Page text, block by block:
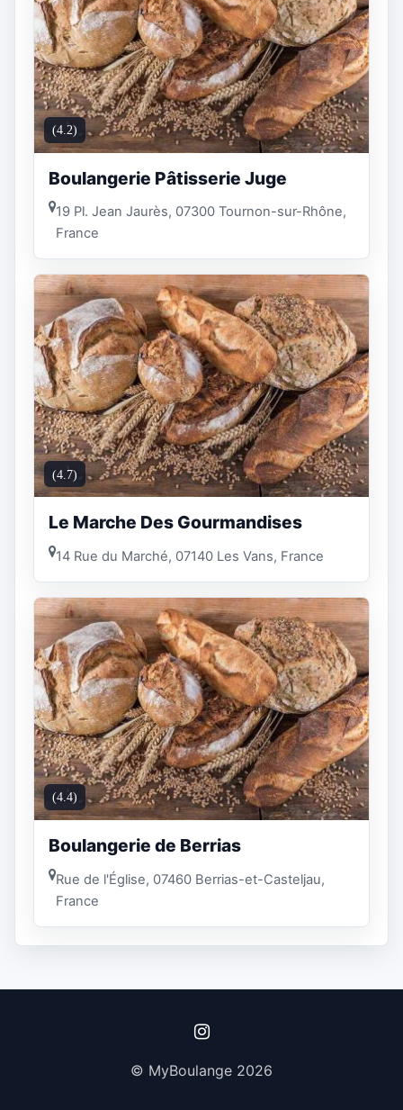
(4.2)
Boulangerie Pâtisserie Juge
19 Pl. Jean Jaurès, 07300 Tournon-sur-Rhône,
France
(4.7)
Le Marche Des Gourmandises
14 Rue du Marché, 07140 Les Vans, France
(4.4)
Boulangerie de Berrias
Rue de l'Église, 07460 Berrias-et-Casteljau,
France
© MyBoulange 2026